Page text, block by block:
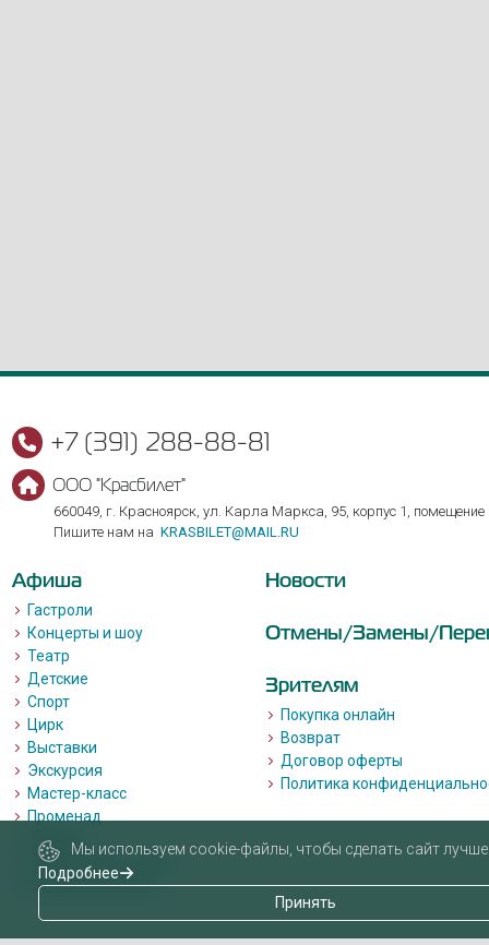
+7 (391) 288-88-81
ООО "Красбилет"
660049, г. Красноярск, ул. Карла Маркса, 95, корпус 1, помещение
Пишите нам на KRASBILET@MAIL.RU
Афиша
Гастроли
Концерты и шоу
Театр
Детские
Спорт
Цирк
Выставки
Экскурсия
Мастер-класс
Променад
Лекции
Квизы, квесты, игры.
Пушкинская карта
Новости
Отмены/Замены/
Зрителям
Покупка онлайн
Возврат
Договор оферты
Политика
Мы используем cookie-файлы, чтобы сделать сайт лучше
Подробнее
Принять